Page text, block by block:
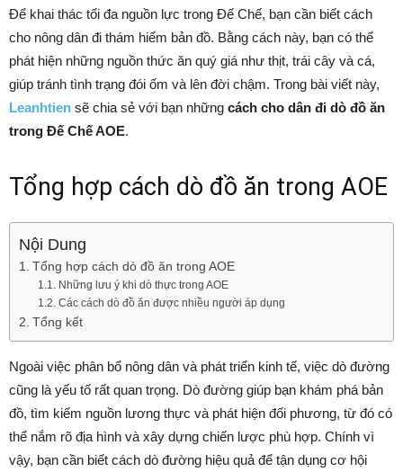
Để khai thác tối đa nguồn lực trong Đế Chế, bạn cần biết cách
cho nông dân đi thám hiểm bản đồ. Bằng cách này, bạn có thể
phát hiện những nguồn thức ăn quý giá như thịt, trái cây và cá,
giúp tránh tình trạng đói ốm và lên đời chậm. Trong bài viết này,
Leanhtien sẽ chia sẻ với bạn những cách cho dân đi dò đồ ăn
trong Đế Chế AOE.
Tổng hợp cách dò đồ ăn trong AOE
Nội Dung
Tổng hợp cách dò đồ ăn trong AOE
Những lưu ý khi dò thực trong AOE
Các cách dò đồ ăn được nhiều người áp dụng
Tổng kết
Ngoài việc phân bổ nông dân và phát triển kinh tế, việc dò đường
cũng là yếu tố rất quan trọng. Dò đường giúp bạn khám phá bản
đồ, tìm kiếm nguồn lương thực và phát hiện đối phương, từ đó có
thể nắm rõ địa hình và xây dựng chiến lược phù hợp. Chính vì
vậy, bạn cần biết cách dò đường hiệu quả để tận dụng cơ hội